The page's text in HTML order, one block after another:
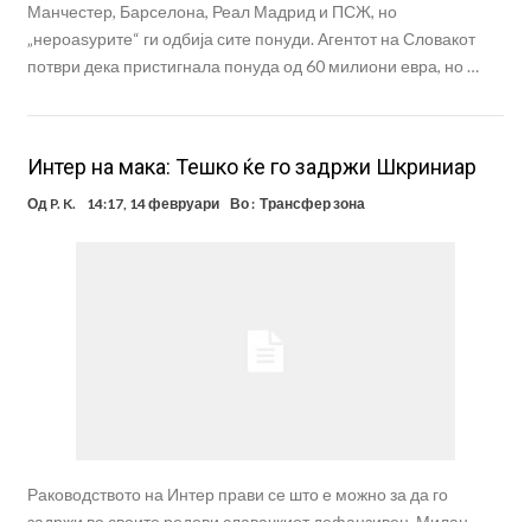
Манчестер, Барселона, Реал Мадрид и ПСЖ, но
„нероаѕурите“ ги одбија сите понуди. Агентот на Словакот
потври дека пристигнала понуда од 60 милиони евра, но …
Интер на мака: Тешко ќе го задржи Шкриниар
Од P. K. 14:17, 14 февруари Во : Трансфер зона
Раководството на Интер прави се што е можно за да го